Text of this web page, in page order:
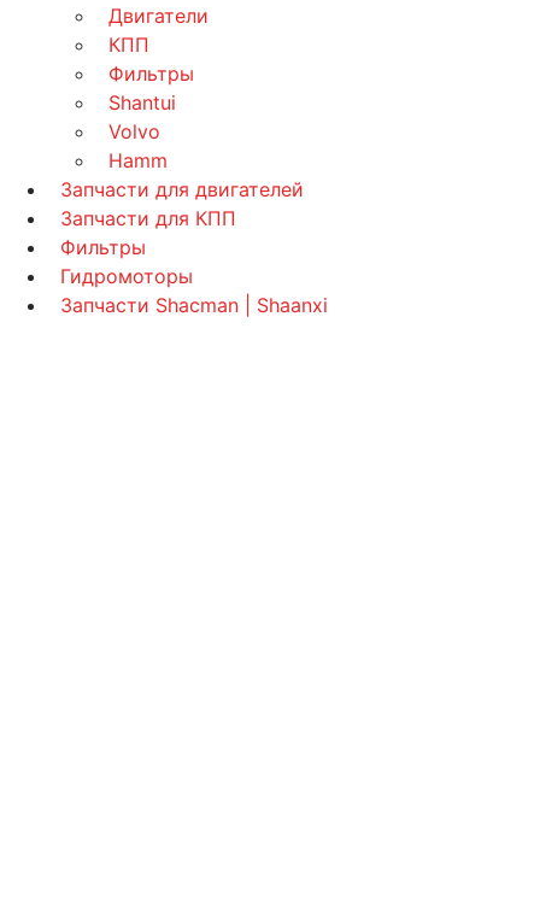
Двигатели
КПП
Фильтры
Shantui
Volvo
Hamm
Запчасти для двигателей
Запчасти для КПП
Фильтры
Гидромоторы
Запчасти Shacman | Shaanxi